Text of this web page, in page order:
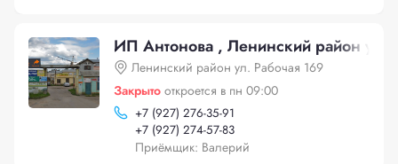
ИП Антонова , Ленинский район ул.
Ленинский район ул. Рабочая 169
Закрыто откроется в пн 09:00
+7 (927) 276-35-91
+7 (927) 274-57-83
Приёмщик: Валерий